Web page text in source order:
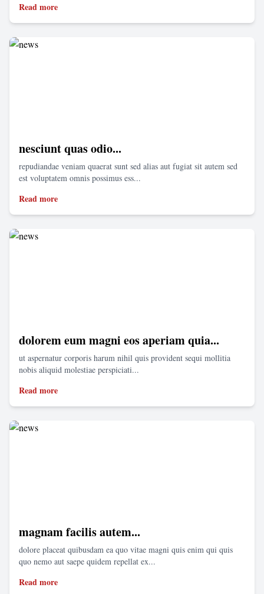
Read more
nesciunt quas odio...
repudiandae veniam quaerat sunt sed alias aut fugiat sit autem sed
est voluptatem omnis possimus ess...
Read more
dolorem eum magni eos aperiam quia...
ut aspernatur corporis harum nihil quis provident sequi mollitia
nobis aliquid molestiae perspiciati...
Read more
magnam facilis autem...
dolore placeat quibusdam ea quo vitae magni quis enim qui quis
quo nemo aut saepe quidem repellat ex...
Read more